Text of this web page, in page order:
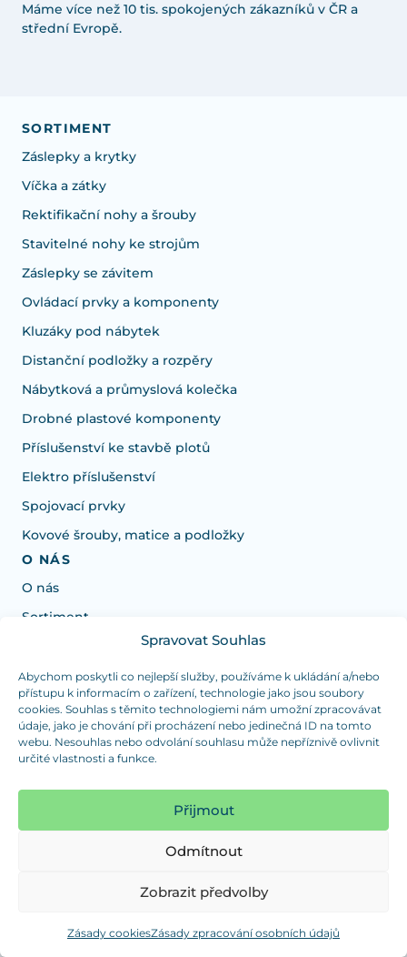
Spravovat Souhlas
Abychom poskytli co nejlepší služby, používáme k ukládání a/nebo
přístupu k informacím o zařízení, technologie jako jsou soubory
cookies. Souhlas s těmito technologiemi nám umožní zpracovávat
údaje, jako je chování při procházení nebo jedinečná ID na tomto
webu. Nesouhlas nebo odvolání souhlasu může nepříznivě ovlivnit
určité vlastnosti a funkce.
Přijmout
Odmítnout
Zobrazit předvolby
Zásady cookiesZásady zpracování osobních údajů
Máme více než 10 tis. spokojených zákazníků v ČR a
střední Evropě.
SORTIMENT
Záslepky a krytky
Víčka a zátky
Rektifikační nohy a šrouby
Stavitelné nohy ke strojům
Záslepky se závitem
Ovládací prvky a komponenty
Kluzáky pod nábytek
Distanční podložky a rozpěry
Nábytková a průmyslová kolečka
Drobné plastové komponenty
Příslušenství ke stavbě plotů
Elektro příslušenství
Spojovací prvky
Kovové šrouby, matice a podložky
O NÁS
O nás
Sortiment
Potřebujete poradit s výběrem?
Jsme tu pro vás Pondělí-Čtvrtek od: 7:30 - 15:30 hodin
a Pátek od 7:30 - 14:30 hodin
info@dualpraha.cz
OSOBNÍ ODBĚR
(platba pouze v hotovosti)
a Pátek od 7:30 - 14:30 hodin